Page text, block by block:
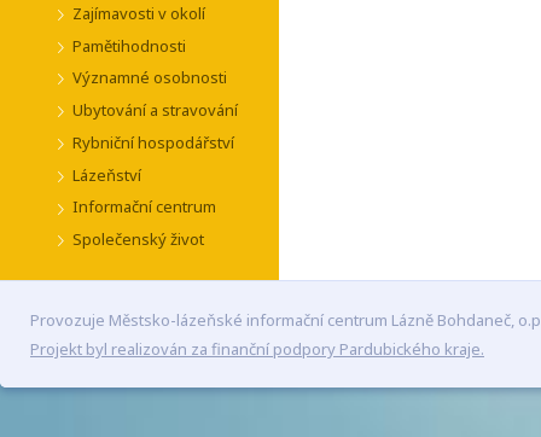
Zajímavosti v okolí
Pamětihodnosti
Významné osobnosti
Ubytování a stravování
Rybniční hospodářství
Lázeňství
Informační centrum
Společenský život
Provozuje Městsko-lázeňské informační centrum Lázně Bohdaneč,
Projekt byl realizován za finanční podpory Pardubického kraje.